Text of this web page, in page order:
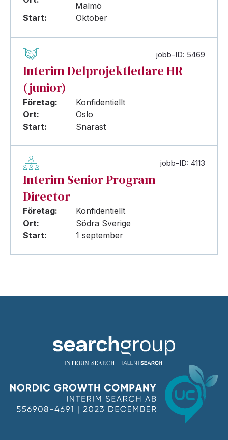
Malmö
Start:
Oktober
jobb-ID: 5469
Interim Delprojektledare HR
(junior)
Företag:
Konfidentiellt
Ort:
Oslo
Start:
Snarast
jobb-ID: 4113
Interim Senior Program
Director
Företag:
Konfidentiellt
Ort:
Södra Sverige
Start:
1 september